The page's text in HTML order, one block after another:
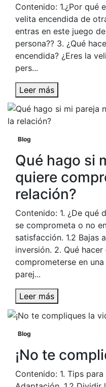
Contenido: 1.¿Por qué
velita encendida de
entras en este juego
persona?? 3. ¿Qué
encendida? ¿Eres la
pers...
Leer más
Blog
Qué hago si
quiere
relación?
Contenido: 1. ¿De qué
se comprometa o no
satisfacción. 1.2 Bajas
inversión. 2. Qué
comprometerse en
parej...
Leer más
Blog
¡No te
Contenido: 1. Tips